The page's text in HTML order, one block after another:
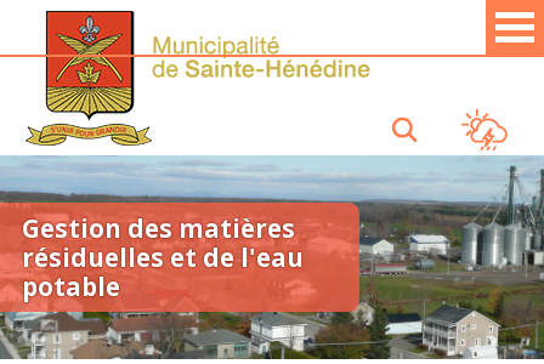
Gestion des matières
résiduelles et de l'eau
potable